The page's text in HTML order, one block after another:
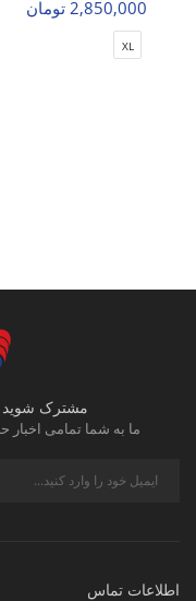
2,850,000 تومان
XL
مشترک شوید
ما به شما تمامی اخبار
اطلاعات تماس